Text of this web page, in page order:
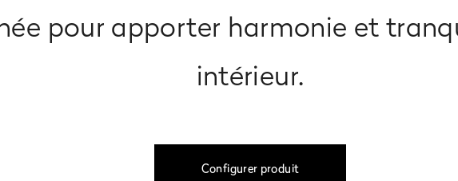
pour apporter harmonie et
intérieur.
Configurer produit